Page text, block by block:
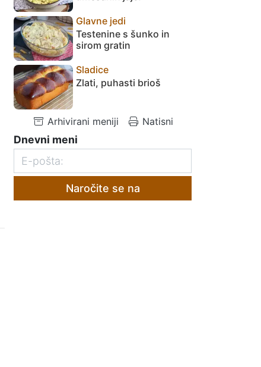
Glavne jedi
Testenine s šunko in
sirom gratin
Sladice
Zlati, puhasti brioš
Arhivirani meniji Natisni
Dnevni meni
Naročite se na